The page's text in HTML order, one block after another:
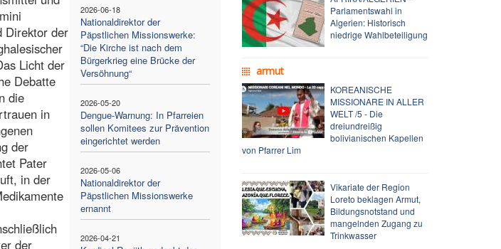
2026-06-18
Nationaldirektor der
Päpstlichen Missionswerke:
“Die Kirche ist nach dem
Bürgerkrieg eine Brücke der
Versöhnung“
2026-05-20
Dengue-Warnung: In Pfarreien
sollen Komitees zur Prävention
eingerichtet werden
2026-05-06
Nationaldirektor der
Päpstlichen Missionswerke
ernannt
2026-04-21
Direktor der
Licht der
Debatte
die
in
der
Pater
in der
der
Parlamentswahl in
Algerien: Historisch
niedrige Wahlbeteiligung
armut
KOREANISCHE
MISSIONARE IN ALLER
WELT /5 - Die
dreiundreißig
bolivianischen Kapellen
von Pfarrer Lim
Vikariate der Region
Loreto beklagen Armut,
Bildungsnotstand und
mangelnden Zugang zu
Trinkwasser